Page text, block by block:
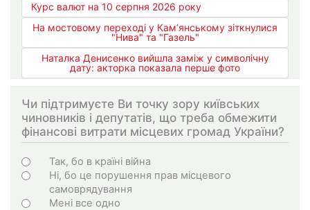
Курс валют на 10 серпня 2026 року
На мостовому переході у Кам’янському зіткнулися
"Нива" та "Газель"
Наталка Денисенко вийшла заміж у символічну
дату: акторка показала перше фото
Чи підтримуєте Ви точку зору київських
чиновників і депутатів, що треба обмежити
фінансові витрати місцевих громад України?
Варіанти
Так, бо в країні війна
Ні, бо це порушення прав місцевого
самоврядування
Мені все одно